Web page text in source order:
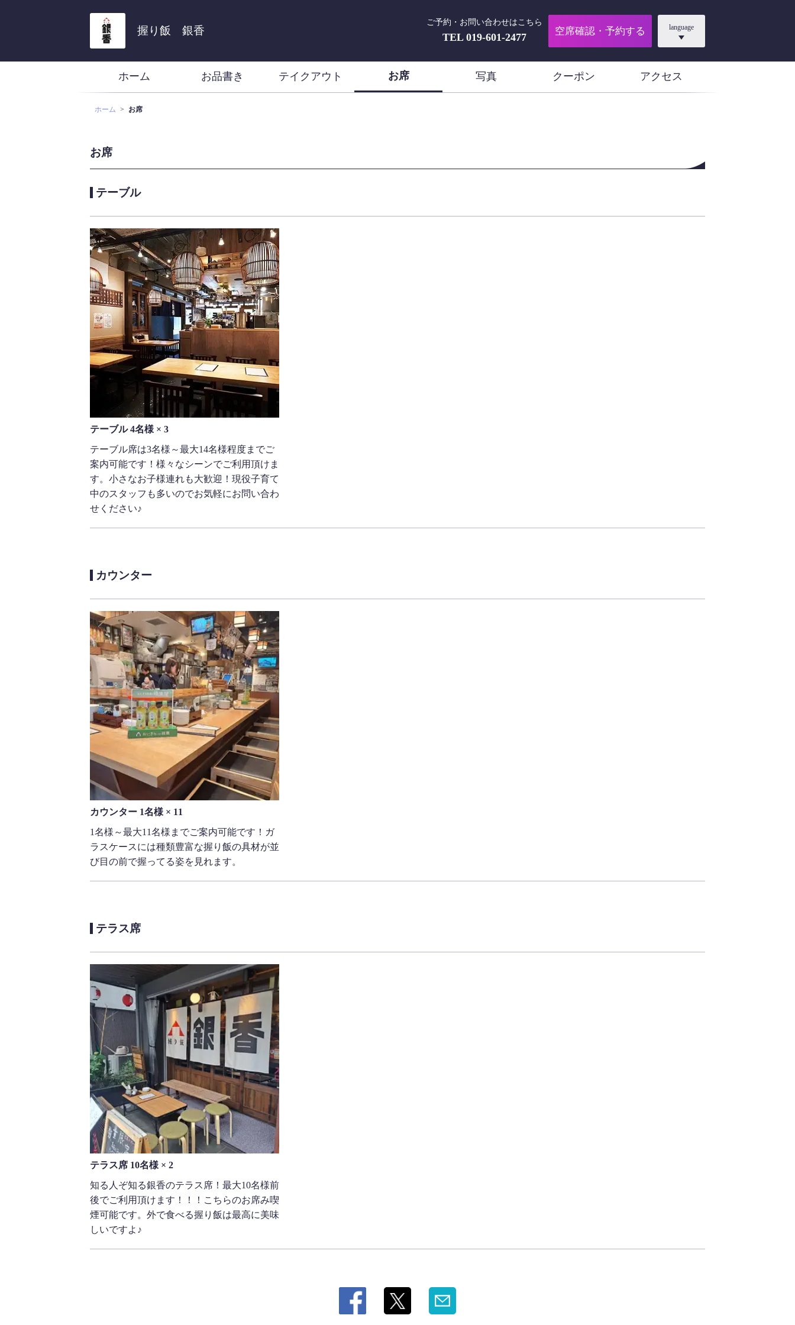
握り飯 銀香
ご予約・お問い合わせはこちら
TEL019-601-2477
空席確認・予約する language
ホーム お品書き テイクアウト お席 写真 クーポン アクセス
ホーム お席
お席
テーブル
テーブル 4名様 × 3
テーブル席は3名様～最大14名様程度までご
案内可能です！様々なシーンでご利用頂けま
す。小さなお子様連れも大歓迎！現役子育て
中のスタッフも多いのでお気軽にお問い合わ
せください♪
カウンター
カウンター 1名様 × 11
1名様～最大11名様までご案内可能です！ガ
ラスケースには種類豊富な握り飯の具材が並
び目の前で握ってる姿を見れます。
テラス席
テラス席 10名様 × 2
知る人ぞ知る銀香のテラス席！最大10名様前
後でご利用頂けます！！！こちらのお席み喫
煙可能です。外で食べる握り飯は最高に美味
しいですよ♪